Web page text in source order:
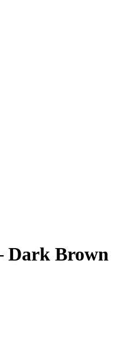
Dark Brown